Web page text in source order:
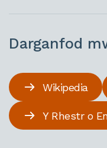
Darganfod
Wikipedia
Y Rhestr o